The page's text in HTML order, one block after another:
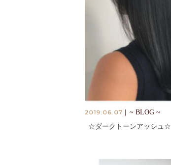
2019.06.07
~ BLOG ~
☆ダークトーンアッシュ☆